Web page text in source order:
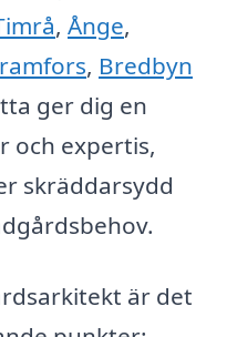
, Ånge,
, Bredbyn
ger dig en
och expertis,
skräddarsydd
är det